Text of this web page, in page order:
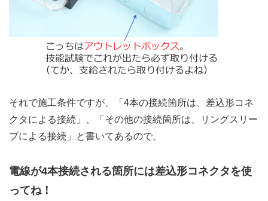
それで施工条件ですが、「4本の接続箇所は、差込形コネ
クタによる接続」、「その他の接続箇所は、リングスリー
ブによる接続」と書いてあるので、
電線が4本接続される箇所には差込形コネクタを使
ってね！